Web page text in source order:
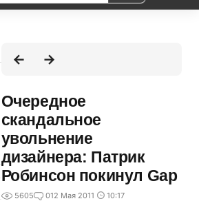
Очередное
скандальное
увольнение
дизайнера: Патрик
Робинсон покинул Gap
5605 012 Мая 2011 10:17